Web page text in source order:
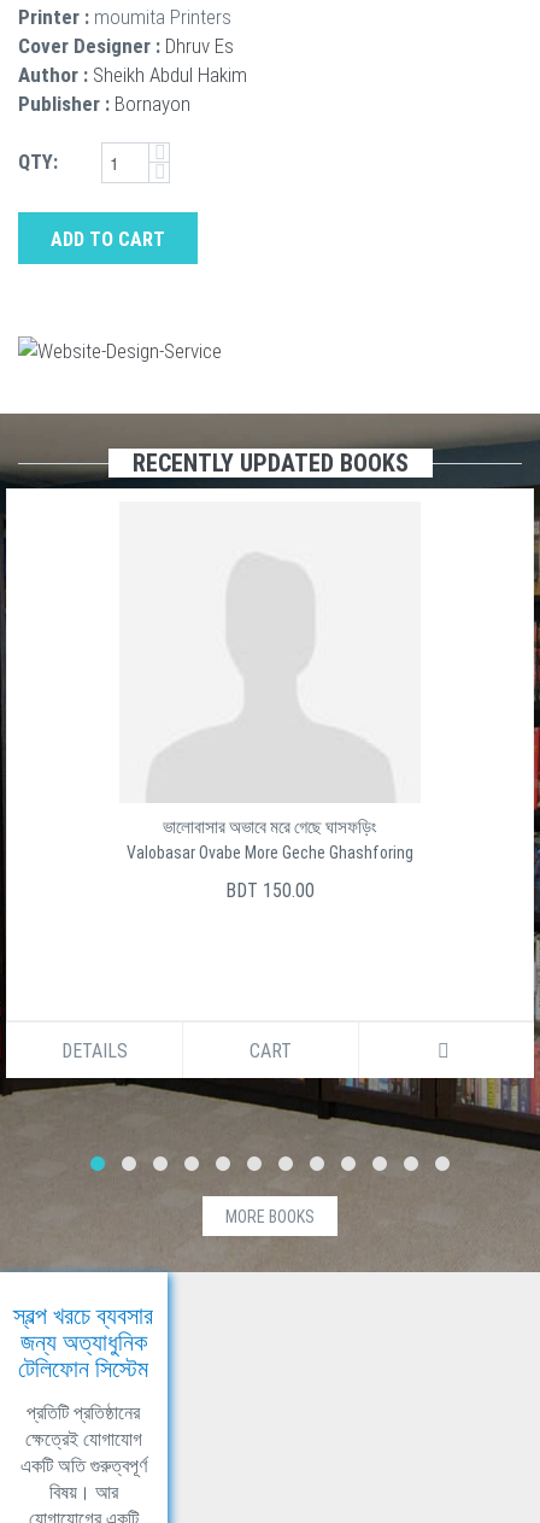
Printer : moumita Printers
Cover Designer : Dhruv Es
Author : Sheikh Abdul Hakim
Publisher : Bornayon
QTY:
ADD TO CART
RECENTLY UPDATED BOOKS
ভালোবাসার অভাবে মরে গেছে ঘাসফড়িং
Valobasar Ovabe More Geche Ghashforing
BDT 150.00
DETAILS CART
MORE BOOKS
স্বল্প খরচে ব্যবসার
জন্য অত্যাধুনিক
টেলিফোন সিস্টেম
প্রতিটি প্রতিষ্ঠানের
ক্ষেত্রেই যোগাযোগ
একটি অতি গুরুত্বপূর্ণ
বিষয়। আর